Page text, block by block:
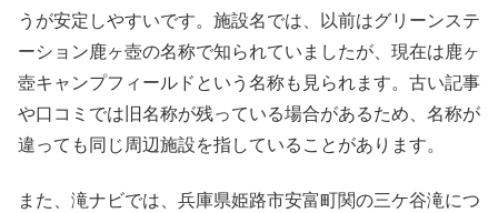
うが安定しやすいです。施設名では、以前はグリーンステ
ーション鹿ヶ壺の名称で知られていましたが、現在は鹿ヶ
壺キャンプフィールドという名称も見られます。古い記事
や口コミでは旧名称が残っている場合があるため、名称が
違っても同じ周辺施設を指していることがあります。
また、滝ナビでは、兵庫県姫路市安富町関の三ケ谷滝につ